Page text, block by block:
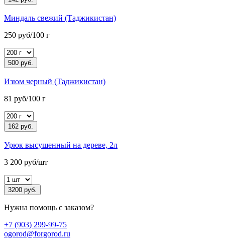
Миндаль свежий (Таджикистан)
250 руб/100 г
500 руб.
Изюм черный (Таджикистан)
81 руб/100 г
162 руб.
Урюк высушенный на дереве, 2л
3 200 руб/шт
3200 руб.
Нужна помощь с заказом?
+7 (903) 299-99-75
ogorod@forgorod.ru